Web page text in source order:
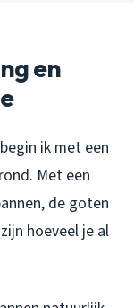
en
ik met een
Met een
de goten
hoeveel je al